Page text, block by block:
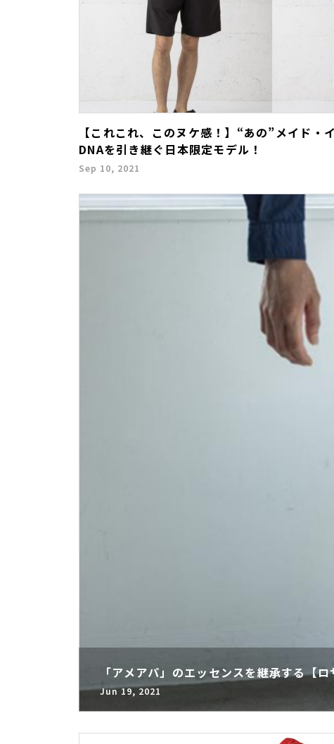
【これこれ、このヌケ感！】“あの”メイド・
DNAを引き継ぐ日本限定モデル！
Sep 10, 2021
「アメアパ」のエッセンスを継承する【
Jun 19, 2021